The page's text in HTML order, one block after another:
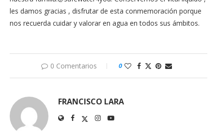
les damos gracias , disfrutar de esta conmemoración porque
nos recuerda cuidar y valorar en agua en todos sus ámbitos.
0 Comentarios 0
FRANCISCO LARA